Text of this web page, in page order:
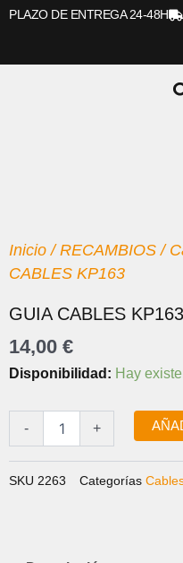
PLAZO DE ENTREGA 24-48H
Inicio /RECAMBIOS /
CABLES KP163
GUIA CABLES KP163
14,00 €
Disponibilidad: Hay
-
GUIA
+
SKU 2263 Categorías